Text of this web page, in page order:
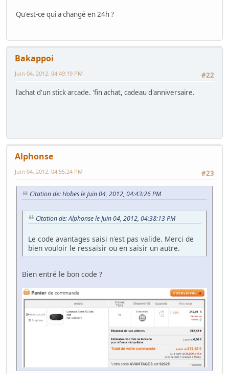
Qu'est-ce qui a changé en 24h ?
Bakappoi
#22
Juin 04, 2012, 04:49:19 PM
l'achat d'un stick arcade. 'fin achat, cadeau d'anniversaire.
Alphonse
#23
Juin 04, 2012, 04:55:24 PM
Citation de: Hobes le Juin 04, 2012, 04:43:26 PM
Citation de: Alphonse le Juin 04, 2012, 04:38:13 PM
Le code avantages saisi n'est pas valide. Merci de
bien vouloir le ressaisir ou en saisir un autre.
Bien entré le bon code ?